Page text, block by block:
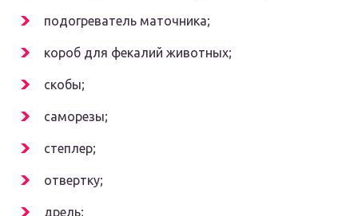
подогреватель маточника;
короб для фекалий животных;
скобы;
саморезы;
степлер;
отвертку;
дрель;